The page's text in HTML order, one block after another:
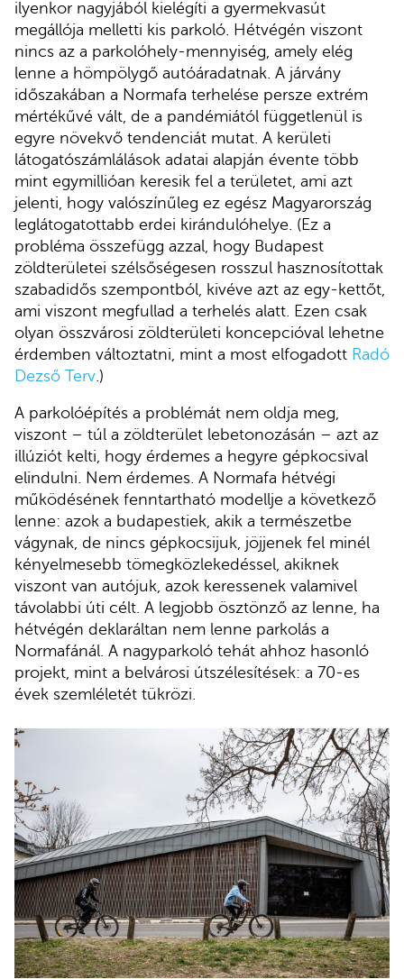
ilyenkor nagyjából kielégíti a gyermekvasút
megállója melletti kis parkoló. Hétvégén viszont
nincs az a parkolóhely-mennyiség, amely elég
lenne a hömpölygő autóáradatnak. A járvány
időszakában a Normafa terhelése persze extrém
mértékűvé vált, de a pandémiától függetlenül is
egyre növekvő tendenciát mutat. A kerületi
látogatószámlálások adatai alapján évente több
mint egymillióan keresik fel a területet, ami azt
jelenti, hogy valószínűleg ez egész Magyarország
leglátogatottabb erdei kirándulóhelye. (Ez a
probléma összefügg azzal, hogy Budapest
zöldterületei szélsőségesen rosszul hasznosítottak
szabadidős szempontból, kivéve azt az egy-kettőt,
ami viszont megfullad a terhelés alatt. Ezen csak
olyan összvárosi zöldterületi koncepcióval lehetne
érdemben változtatni, mint a most elfogadott Radó
Dezső Terv .)
A parkolóépítés a problémát nem oldja meg,
viszont – túl a zöldterület lebetonozásán – azt az
illúziót kelti, hogy érdemes a hegyre gépkocsival
elindulni. Nem érdemes. A Normafa hétvégi
működésének fenntartható modellje a következő
lenne: azok a budapestiek, akik a természetbe
vágynak, de nincs gépkocsijuk, jöjjenek fel minél
kényelmesebb tömegközlekedéssel, akiknek
viszont van autójuk, azok keressenek valamivel
távolabbi úti célt. A legjobb ösztönző az lenne, ha
hétvégén deklaráltan nem lenne parkolás a
Normafánál. A nagyparkoló tehát ahhoz hasonló
projekt, mint a belvárosi útszélesítések: a 70-es
évek szemléletét tükrözi.